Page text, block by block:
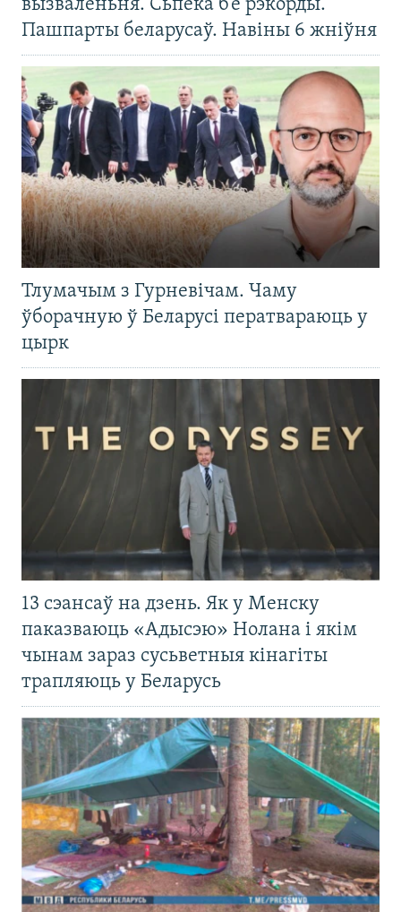
вызваленьня. Сьпёка б’е рэкорды.
Пашпарты беларусаў. Навіны 6 жніўня
Тлумачым з Гурневічам. Чаму
ўборачную ў Беларусі ператвараюць у
цырк
13 сэансаў на дзень. Як у Менску
паказваюць «Адысэю» Нолана і якім
чынам зараз сусьветныя кінагіты
трапляюць у Беларусь